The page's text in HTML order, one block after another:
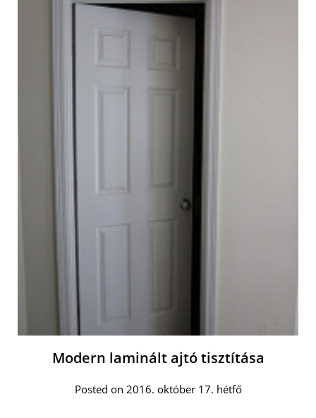
Modern laminált ajtó tisztítása
Posted on 2016. október 17. hétfő